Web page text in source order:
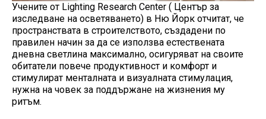
Учените от Lighting Research Center ( Център за
изследване на осветяването) в Ню Йорк отчитат, че
пространствата в строителството, създадени по
правилен начин за да се използва естествената
дневна светлина максимално, осигуряват на своите
обитатели повече продуктивност и комфорт и
стимулират менталната и визуалната стимулация,
нужна на човек за поддържане на жизнения му
ритъм.